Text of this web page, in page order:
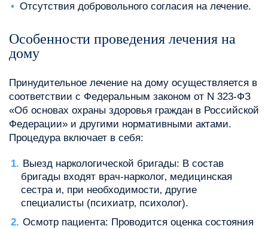
Отсутствия добровольного согласия на лечение.
Особенности проведения лечения на
дому
Принудительное лечение на дому осуществляется в
соответствии с Федеральным законом от N 323-ФЗ
«Об основах охраны здоровья граждан в Российской
Федерации» и другими нормативными актами.
Процедура включает в себя:
Выезд наркологической бригады: В состав
бригады входят врач-нарколог‚ медицинская
сестра и‚ при необходимости‚ другие
специалисты (психиатр‚ психолог).
Осмотр пациента: Проводится оценка состояния